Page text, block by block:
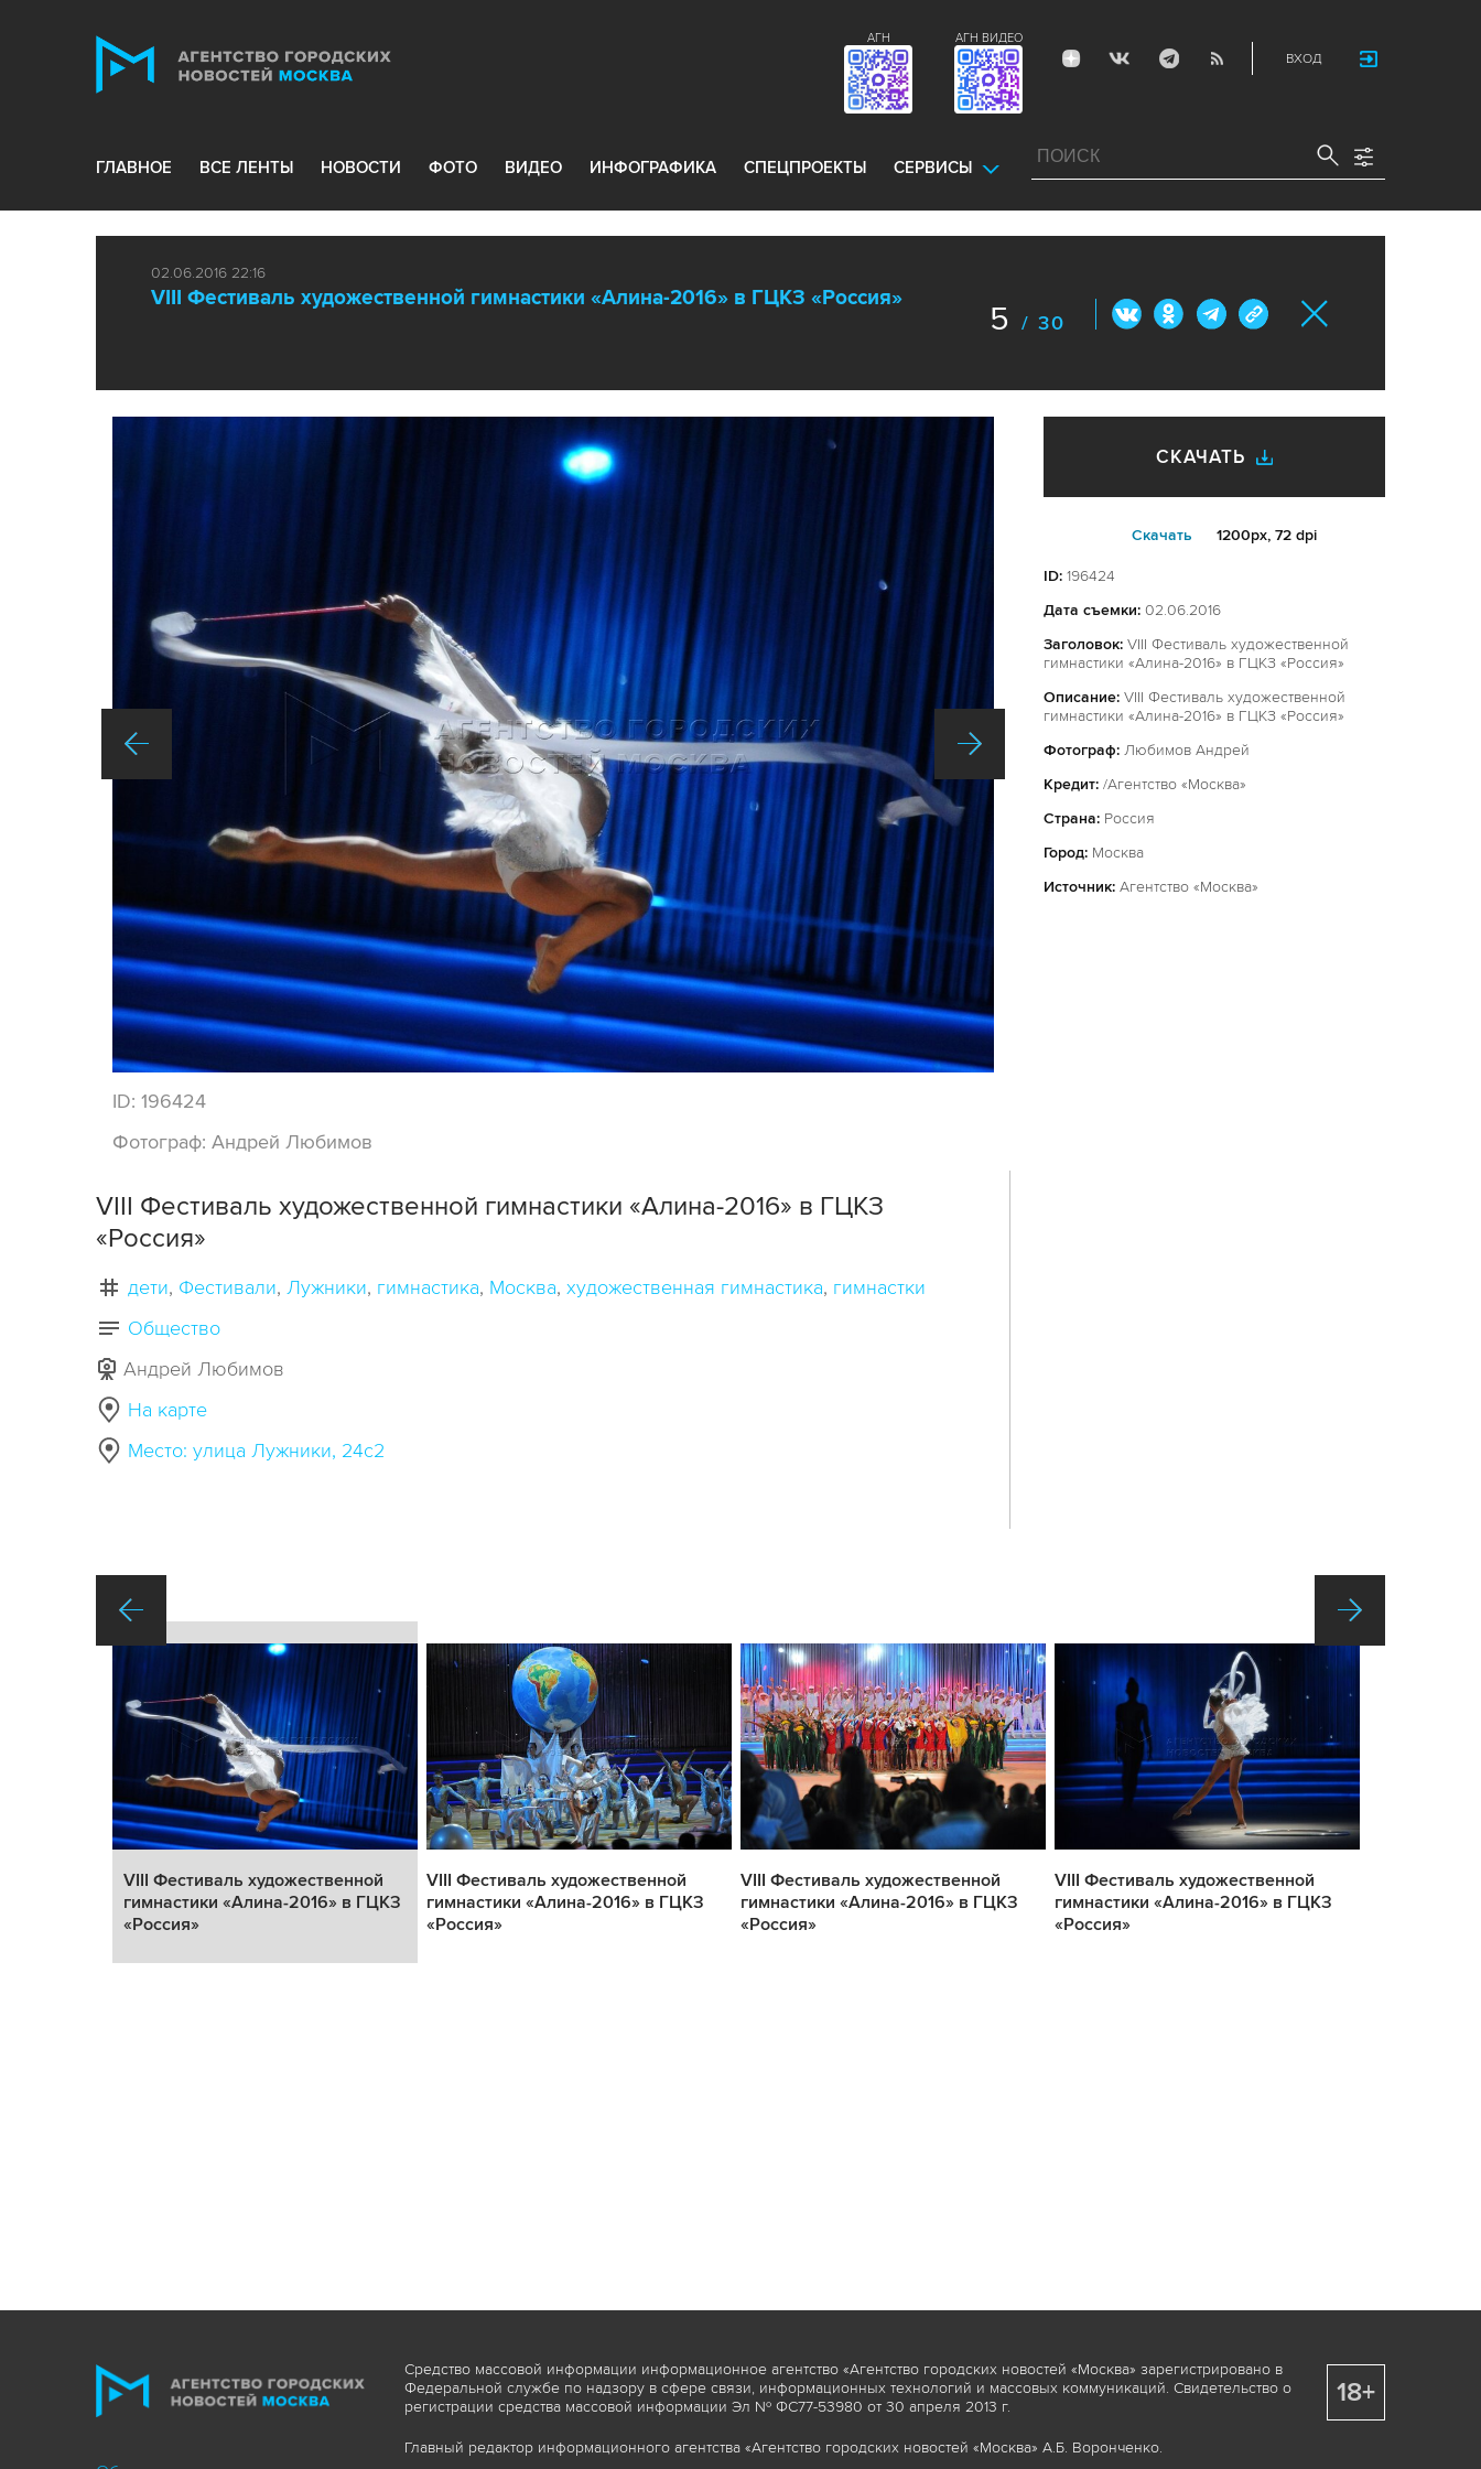
ВХОД
АГН ВИДЕО
АГН
ГЛАВНОЕ ВСЕ ЛЕНТЫ НОВОСТИ ФОТО ВИДЕО ИНФОГРАФИКА СПЕЦПРОЕКТЫ СЕРВИСЫ
02.06.2016 22:16
VIII Фестиваль художественной гимнастики «Алина-2016» в ГЦКЗ «Россия»
5 / 30
ID: 196424
Фотограф: Андрей Любимов
СКАЧАТЬ
Cкачать 1200px, 72 dpi
ID: 196424
Дата съемки: 02.06.2016
Заголовок: VIII Фестиваль художественной
гимнастики «Алина-2016» в ГЦКЗ «Россия»
Описание: VIII Фестиваль художественной
гимнастики «Алина-2016» в ГЦКЗ «Россия»
Фотограф: Любимов Андрей
Кредит: /Агентство «Москва»
Страна: Россия
Город: Москва
Источник: Агентство «Москва»
VIII Фестиваль художественной гимнастики «Алина-2016» в ГЦКЗ
«Россия»
дети Фестивали Лужники гимнастика Москва художественная гимнастика гимнастки
Общество
Андрей Любимов
На карте
Место: улица Лужники, 24с2
VIII Фестиваль художественной
гимнастики «Алина-2016» в ГЦКЗ
«Россия»
VIII Фестиваль художественной
гимнастики «Алина-2016» в ГЦКЗ
«Россия»
VIII Фестиваль художественной
гимнастики «Алина-2016» в ГЦКЗ
«Россия»
VIII Фестиваль художественной
гимнастики «Алина-2016» в ГЦКЗ
«Россия»
Средство массовой информации информационное агентство «Агентство городских новостей «Москва» зарегистрировано в
Федеральной службе по надзору в сфере связи, информационных технологий и массовых коммуникаций. Свидетельство о
регистрации средства массовой информации Эл № ФС77-53980 от 30 апреля 2013 г.
Главный редактор информационного агентства «Агентство городских новостей «Москва» А.Б. Воронченко.
18+